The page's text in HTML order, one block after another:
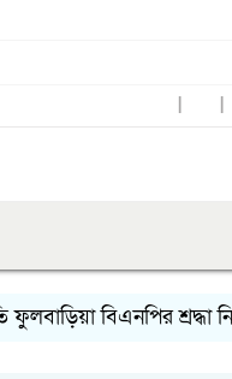
বিএনপির শ্রদ্ধা নিবেদন